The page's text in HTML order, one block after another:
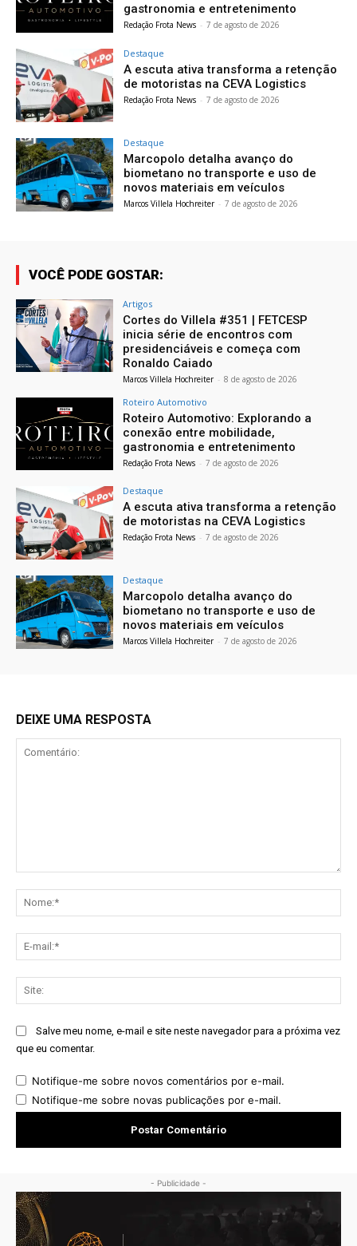
gastronomia e entretenimento
Redação Frota News - 7 de agosto de 2026
Destaque
A escuta ativa transforma a retenção
de motoristas na CEVA Logistics
Redação Frota News - 7 de agosto de 2026
Destaque
Marcopolo detalha avanço do
biometano no transporte e uso de
novos materiais em veículos
Marcos Villela Hochreiter - 7 de agosto de 2026
VOCÊ PODE GOSTAR:
Artigos
Cortes do Villela #351 | FETCESP
inicia série de encontros com
presidenciáveis e começa com
Ronaldo Caiado
Marcos Villela Hochreiter - 8 de agosto de 2026
Roteiro Automotivo
Roteiro Automotivo: Explorando a
conexão entre mobilidade,
gastronomia e entretenimento
Redação Frota News - 7 de agosto de 2026
Destaque
A escuta ativa transforma a retenção
de motoristas na CEVA Logistics
Redação Frota News - 7 de agosto de 2026
Destaque
Marcopolo detalha avanço do
biometano no transporte e uso de
novos materiais em veículos
Marcos Villela Hochreiter - 7 de agosto de 2026
DEIXE UMA RESPOSTA
Salve meu nome, e-mail e site neste navegador para a próxima vez
que eu comentar.
Notifique-me sobre novos comentários por e-mail.
Notifique-me sobre novas publicações por e-mail.
- Publicidade -